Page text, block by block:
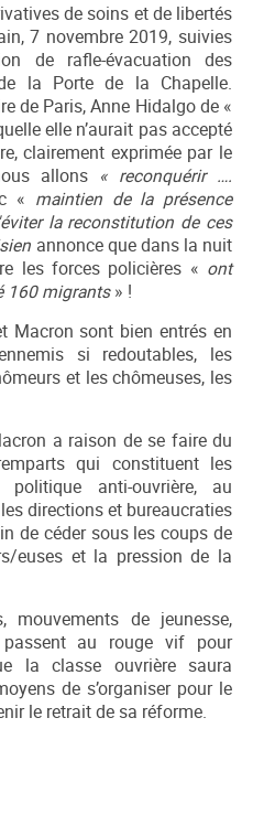
de soins et de libertés
7 novembre 2019, suivies
de rafle-évacuation des
la Porte de la Chapelle.
de Paris, Anne Hidalgo de «
elle n’aurait pas accepté
clairement exprimée par le
allons « reconquérir ….
« maintien de la présence
la reconstitution de ces
annonce que dans la nuit
les forces policières « ont
160 migrants» !
Macron sont bien entrés en
si redoutables, les
et les chômeuses, les
a raison de se faire du
qui constituent les
anti-ouvrière, au
directions et bureaucraties
de céder sous les coups de
euses et la pression de la
mouvements de jeunesse,
au rouge vif pour
la classe ouvrière saura
de s’organiser pour le
le retrait de sa réforme.